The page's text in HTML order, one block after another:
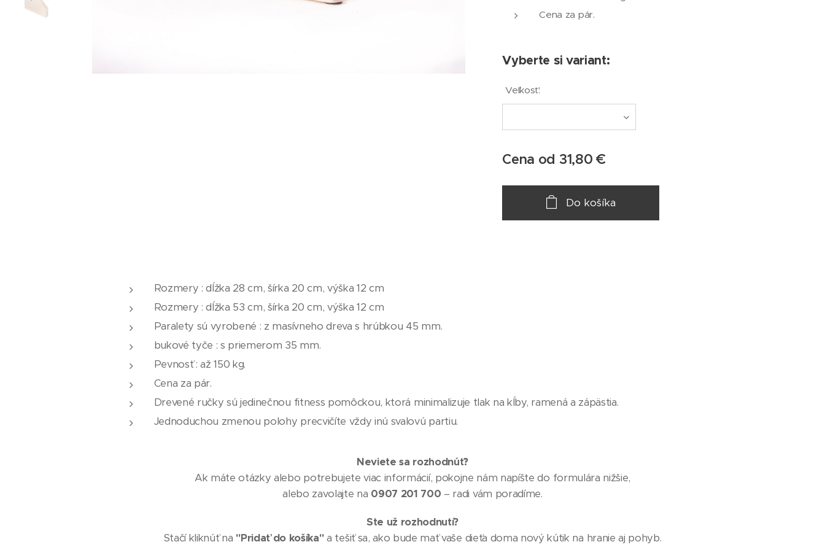
Cena za pár.
Vyberte si variant:
Veľkosť:
Cena od 31,80 €
Do košíka
Rozmery : dĺžka 28 cm, šírka 20 cm, výška 12 cm
Rozmery : dĺžka 53 cm, šírka 20 cm, výška 12 cm
Paralety sú vyrobené : z masívneho dreva s hrúbkou 45 mm.
bukové tyče : s priemerom 35 mm.
Pevnosť : až 150 kg.
Cena za pár.
Drevené ručky sú jedinečnou fitness pomôckou, ktorá minimalizuje tlak na kĺby, ramená a zápästia.
Jednoduchou zmenou polohy precvičíte vždy inú svalovú partiu.
Neviete sa rozhodnúť?
Ak máte otázky alebo potrebujete viac informácií, pokojne nám napíšte do formulára nižšie,
alebo zavolajte na 0907 201 700 – radi vám poradíme.
Ste už rozhodnutí?
Stačí kliknúť na "Pridať do košíka"a tešiť sa, ako bude mať vaše dieťa doma nový kútik na hranie aj pohyb.